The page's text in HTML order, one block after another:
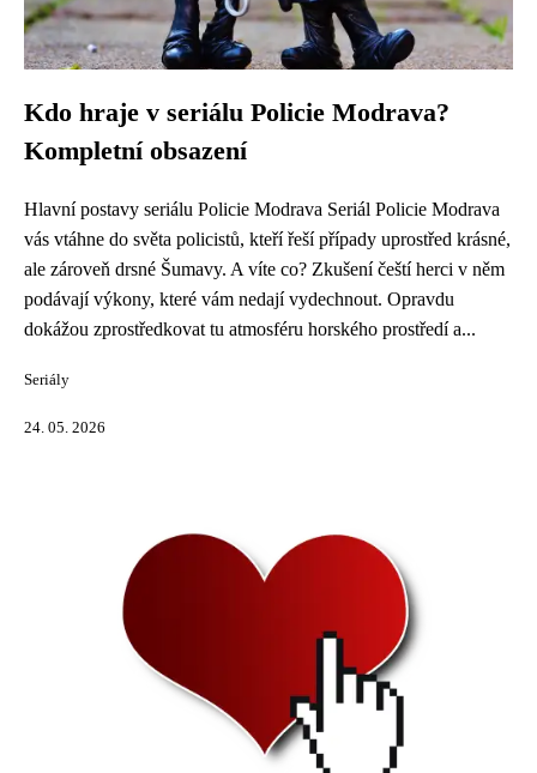
Kdo hraje v seriálu Policie Modrava?
Kompletní obsazení
Hlavní postavy seriálu Policie Modrava Seriál Policie Modrava
vás vtáhne do světa policistů, kteří řeší případy uprostřed krásné,
ale zároveň drsné Šumavy. A víte co? Zkušení čeští herci v něm
podávají výkony, které vám nedají vydechnout. Opravdu
dokážou zprostředkovat tu atmosféru horského prostředí a...
Seriály
24. 05. 2026